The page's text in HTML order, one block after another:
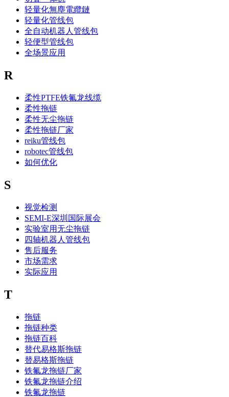
轻量化無塵電纜鏈
轻量化管线包
全自动机器人管线包
轻便型管线包
全场景应用
R
柔性PTFE铁氟龙线缆
柔性拖链
柔性无尘拖链
柔性拖链厂家
reiku管线包
robotec管线包
如何优化
S
视觉检测
SEMI-E深圳国际展会
实验室用无尘拖链
四轴机器人管线包
售后服务
市场需求
实际应用
T
拖链
拖链种类
拖链百科
替代易格斯拖链
替易格斯拖链
铁氟龙拖链厂家
铁氟龙拖链介绍
铁氟龙拖链